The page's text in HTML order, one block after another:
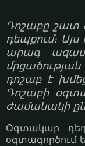
Դոշաբը
դեպքում։
արագ
դոշաբ է
Դոշաբի
ժամանակի
Օգտակար
օգտագործում